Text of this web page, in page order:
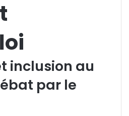
inclusion au
par le